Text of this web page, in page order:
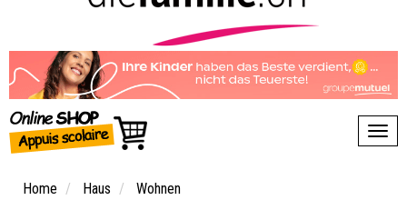
Home Haus Wohnen